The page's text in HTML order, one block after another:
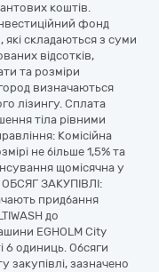
коштів.
фонд
які складаються з суми
відсотків,
та розміри
визначаються
лізингу. Сплата
тіла рівними
Комісійна
не більше 1,5% та
щомісячна у
ОБСЯГ ЗАКУПІВЛІ:
придбання
до
EGHOLM City
6 одиниць. Обсяги
закупівлі, зазначено